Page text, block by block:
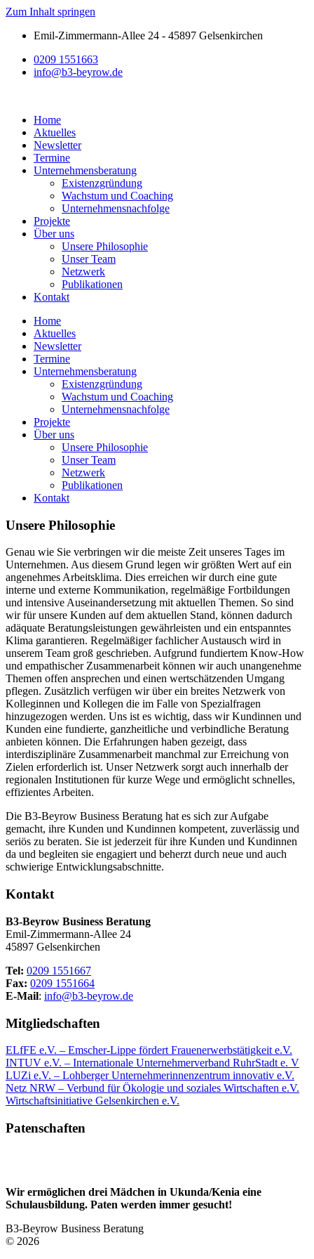
Zum Inhalt springen
Emil-Zimmermann-Allee 24 - 45897 Gelsenkirchen
0209 1551663
info@b3-beyrow.de
Home
Aktuelles
Newsletter
Termine
Unternehmensberatung
Existenzgründung
Wachstum und Coaching
Unternehmensnachfolge
Projekte
Über uns
Unsere Philosophie
Unser Team
Netzwerk
Publikationen
Kontakt
Home
Aktuelles
Newsletter
Termine
Unternehmensberatung
Existenzgründung
Wachstum und Coaching
Unternehmensnachfolge
Projekte
Über uns
Unsere Philosophie
Unser Team
Netzwerk
Publikationen
Kontakt
Unsere Philosophie
Genau wie Sie verbringen wir die meiste Zeit unseres Tages im
Unternehmen. Aus diesem Grund legen wir größten Wert auf ein
angenehmes Arbeitsklima. Dies erreichen wir durch eine gute
interne und externe Kommunikation, regelmäßige Fortbildungen
und intensive Auseinandersetzung mit aktuellen Themen. So sind
wir für unsere Kunden auf dem aktuellen Stand, können dadurch
adäquate Beratungsleistungen gewährleisten und ein entspanntes
Klima garantieren. Regelmäßiger fachlicher Austausch wird in
unserem Team groß geschrieben. Aufgrund fundiertem Know-How
und empathischer Zusammenarbeit können wir auch unangenehme
Themen offen ansprechen und einen wertschätzenden Umgang
pflegen. Zusätzlich verfügen wir über ein breites Netzwerk von
Kolleginnen und Kollegen die im Falle von Spezialfragen
hinzugezogen werden. Uns ist es wichtig, dass wir Kundinnen und
Kunden eine fundierte, ganzheitliche und verbindliche Beratung
anbieten können. Die Erfahrungen haben gezeigt, dass
interdisziplinäre Zusammenarbeit manchmal zur Erreichung von
Zielen erforderlich ist. Unser Netzwerk sorgt auch innerhalb der
regionalen Institutionen für kurze Wege und ermöglicht schnelles,
effizientes Arbeiten.
Die B3-Beyrow Business Beratung hat es sich zur Aufgabe
gemacht, ihre Kunden und Kundinnen kompetent, zuverlässig und
seriös zu beraten. Sie ist jederzeit für ihre Kunden und Kundinnen
da und begleiten sie engagiert und beherzt durch neue und auch
schwierige Entwicklungsabschnitte.
Kontakt
B3-Beyrow Business Beratung
Emil-Zimmermann-Allee 24
45897 Gelsenkirchen
Tel: 0209 1551667
Fax: 0209 1551664
E-Mail: info@b3-beyrow.de
Mitgliedschaften
ELfFE e.V. – Emscher-Lippe fördert Frauenerwerbstätigkeit e.V.
INTUV e.V. – Internationale Unternehmerverband RuhrStadt e. V
LUZi e.V. – Lohberger Unternehmerinnenzentrum innovativ e.V.
Netz NRW – Verbund für Ökologie und soziales Wirtschaften e.V.
Wirtschaftsinitiative Gelsenkirchen e.V.
Patenschaften
Wir ermöglichen drei Mädchen in Ukunda/Kenia eine
Schulausbildung. Paten werden immer gesucht!
B3-Beyrow Business Beratung
© 2026